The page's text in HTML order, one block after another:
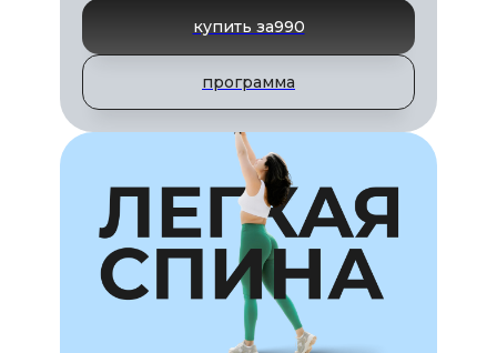
купить за990
программа